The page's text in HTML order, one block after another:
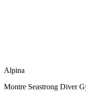
Alpina
Montre Seastrong Diver